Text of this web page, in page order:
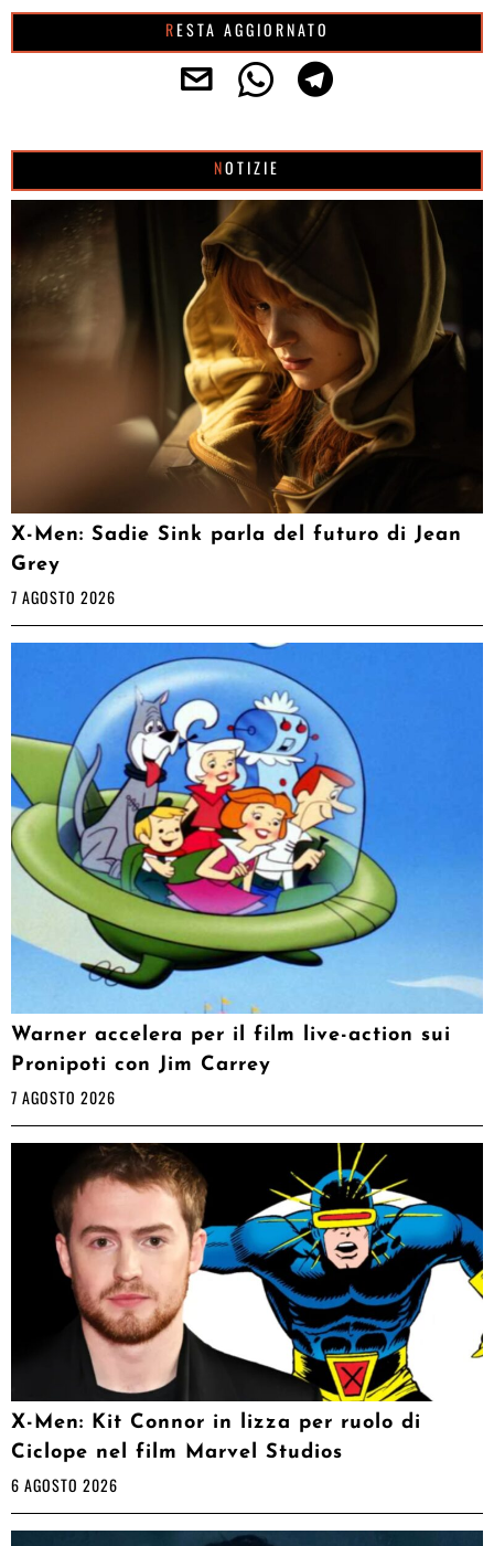
RESTA AGGIORNATO
NOTIZIE
X-Men: Sadie Sink parla del futuro di Jean
Grey
7 AGOSTO 2026
Warner accelera per il film live-action sui
Pronipoti con Jim Carrey
7 AGOSTO 2026
X-Men: Kit Connor in lizza per ruolo di
Ciclope nel film Marvel Studios
6 AGOSTO 2026